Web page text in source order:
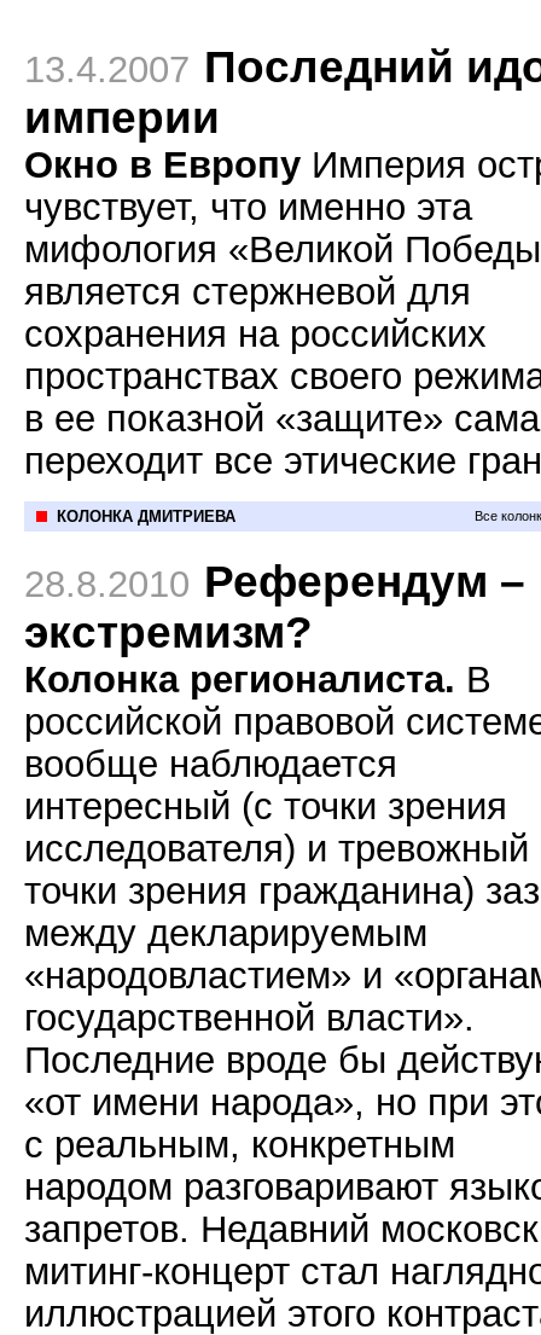
13.4.2007 Последний
империи
Окно в Европу Империя
чувствует, что именно эта
мифология «Великой
является стержневой для
сохранения на российских
пространствах своего
в ее показной «защите» сама
переходит все этические
КОЛОНКА ДМИТРИЕВА Все
28.8.2010 Референдум –
экстремизм?
Колонка регионалиста. В
российской правовой
вообще наблюдается
интересный (с точки зрения
исследователя) и тревожный
точки зрения гражданина)
между декларируемым
«народовластием» и
государственной власти».
Последние вроде бы
«от имени народа», но при
с реальным, конкретным
народом разговаривают
запретов. Недавний
митинг-концерт стал
иллюстрацией этого